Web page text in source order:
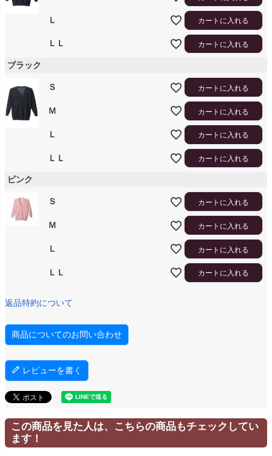
Ｌ カートに入れる
ＬＬ カートに入れる
ブラック
Ｓ カートに入れる
Ｍ カートに入れる
Ｌ カートに入れる
ＬＬ カートに入れる
ピンク
Ｓ カートに入れる
Ｍ カートに入れる
Ｌ カートに入れる
ＬＬ カートに入れる
返品特約について
商品についてのお問い合わせ
レビューを書く
この商品を見た人は、こちらの商品もチェックしてい
ます！